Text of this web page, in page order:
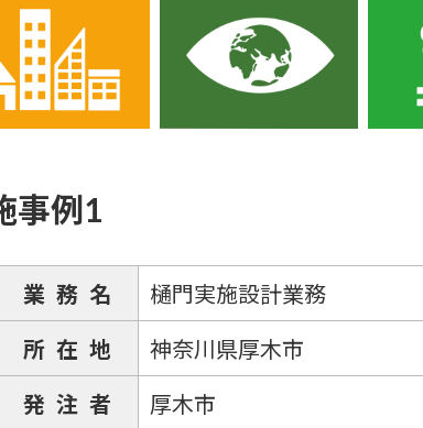
事例1
業務名 樋門実施設計業務
所在地 神奈川県厚木市
発注者 厚木市